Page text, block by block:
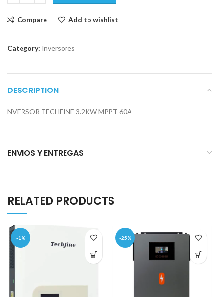
Compare Add to wishlist
Category: Inversores
DESCRIPTION
NVERSOR TECHFINE 3.2KW MPPT 60A
ENVIOS Y ENTREGAS
RELATED PRODUCTS
-1% -25%